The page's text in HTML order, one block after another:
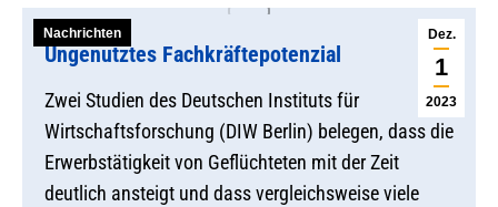
Dez.
1
2023
Nachrichten
Ungenutztes Fachkräftepotenzial
Zwei Studien des Deutschen Instituts für
Wirtschaftsforschung (DIW Berlin) belegen, dass die
Erwerbstätigkeit von Geflüchteten mit der Zeit
deutlich ansteigt und dass vergleichsweise viele